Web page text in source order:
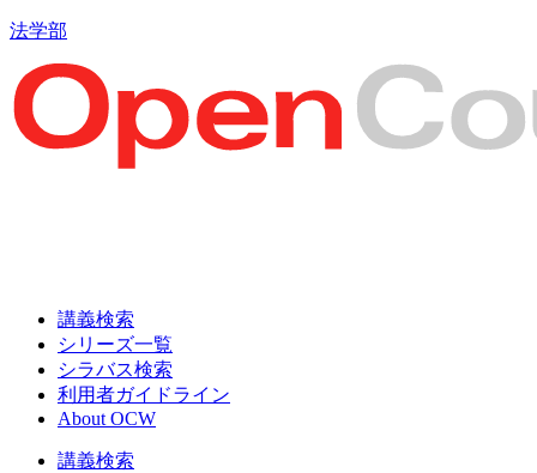
法学部
講義検索
シリーズ一覧
シラバス検索
利用者ガイドライン
About OCW
講義検索